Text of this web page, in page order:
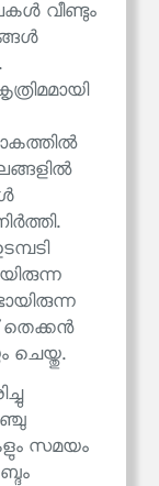
വീണ്ടും
തെക്കൻ
ചെയ്തു.
സമയം